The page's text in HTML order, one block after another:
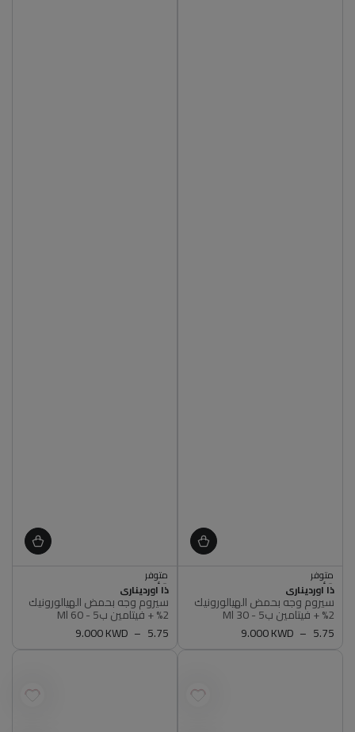
أصلي 100%
اشتري 2, ووفر 5%
متوفر
أصلي 100%
البائع
ذا اورديناري
سيروم وجه بحمض الهيالورونيك
2% + فيتامين ب5 - 30 Ml
سعر
5.75
9.000 KWD
أصلي 100%
اشتري 2, ووفر 5%
متوفر
أصلي 100%
البائع
ذا اورديناري
سيروم وجه بحمض الهيالورونيك
2% + فيتامين ب5 - 60 Ml
سعر
5.75
9.000 KWD